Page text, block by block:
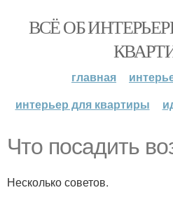
ВСЁ ОБ
главная
интерьер для квартиры
Что посадить
Несколько советов.